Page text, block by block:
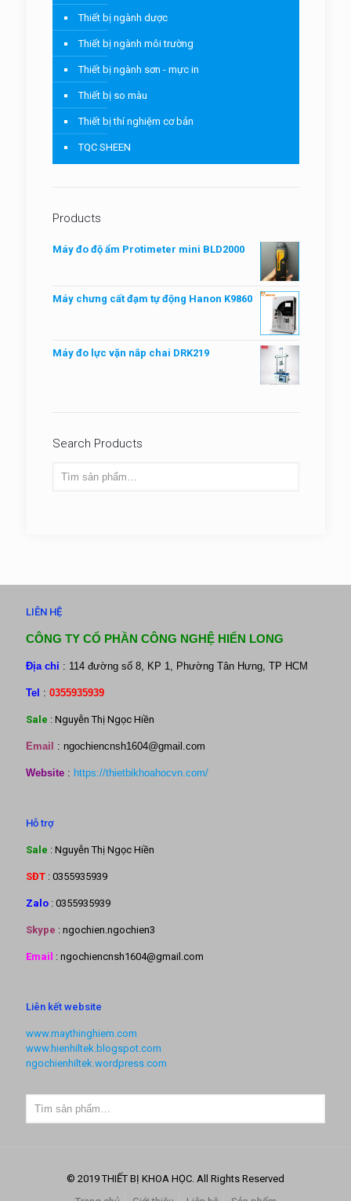
Thiết bị ngành dược
Thiết bị ngành môi trường
Thiết bị ngành sơn - mực in
Thiết bị so màu
Thiết bị thí nghiệm cơ bản
TQC SHEEN
Products
Máy đo độ ẩm Protimeter mini BLD2000
Máy chưng cất đạm tự động Hanon K9860
Máy đo lực vặn nắp chai DRK219
Search Products
LIÊN HỆ
CÔNG TY CỔ PHẦN CÔNG NGHỆ HIỂN LONG
Địa chỉ : 114 đường số 8, KP 1, Phường Tân Hưng, TP HCM
Tel : 0355935939
Sale : Nguyễn Thị Ngọc Hiền
Email : ngochiencnsh1604@gmail.com
Website : https://thietbikhoahocvn.com/
Hỗ trợ
Sale : Nguyễn Thị Ngọc Hiền
SĐT : 0355935939
Zalo : 0355935939
Skype : ngochien.ngochien3
Email : ngochiencnsh1604@gmail.com
Liên kết website
www.maythinghiem.com
www.hienhiltek.blogspot.com
ngochienhiltek.wordpress.com
© 2019 THIẾT BỊ KHOA HỌC. All Rights Reserved